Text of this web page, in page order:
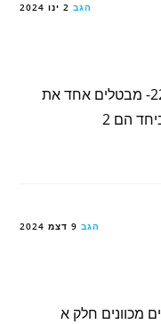
הגב 2 ינו 2024
אפשר לראות מהתרגיל ש 22+ ו 22- מבטלים אחד את
הגב 9 דצמ 2024
מכוונים חלק א